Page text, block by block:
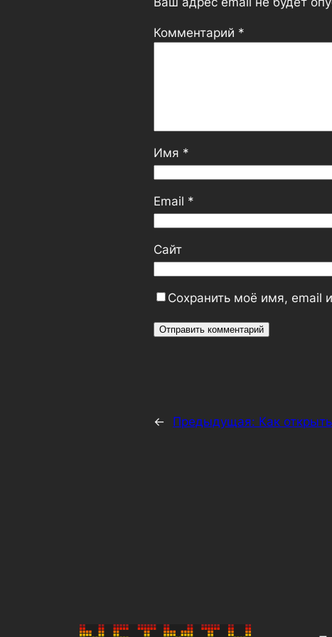
Комментарий *
Имя *
Email *
Сайт
Сохранить моё имя, email
← Предыдущая: Как